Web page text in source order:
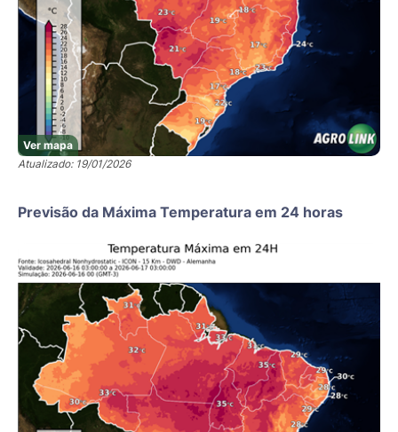
Ver mapa
Atualizado: 19/01/2026
Previsão da Máxima Temperatura em 24 horas